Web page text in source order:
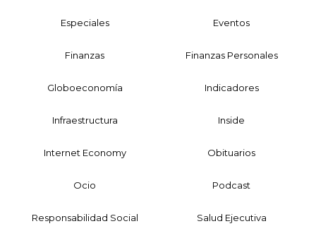
Especiales Eventos
Finanzas Finanzas Personales
Globoeconomía Indicadores
Infraestructura Inside
Internet Economy Obituarios
Ocio Podcast
Responsabilidad Social Salud Ejecutiva